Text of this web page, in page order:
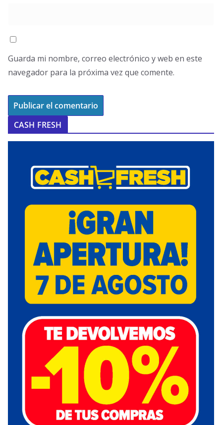
Guarda mi nombre, correo electrónico y web en este
navegador para la próxima vez que comente.
CASH FRESH